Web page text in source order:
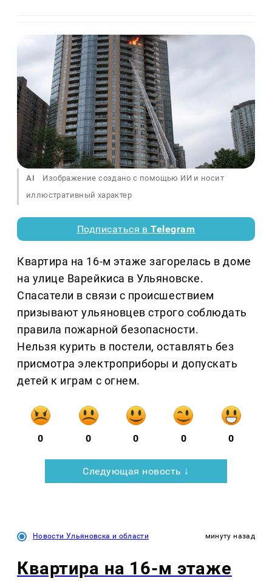
AI
Изображение создано с помощью ИИ и носит
иллюстративный характер
Подписаться вTelegram
Квартира на 16-м этаже загорелась в доме
на улице Варейкиса в Ульяновске.
Спасатели в связи с происшествием
призывают ульяновцев строго соблюдать
правила пожарной безопасности.
Нельзя курить в постели, оставлять без
присмотра электроприборы и допускать
детей к играм с огнем.
0 0 0 0 0
Следующая новость ↓
Новости Ульяновска и области минуту назад
Квартира на 16-м этаже